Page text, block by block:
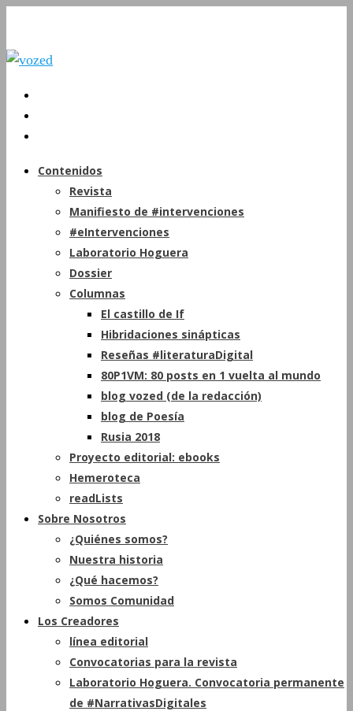
Contenidos
Revista
Manifiesto de #intervenciones
#eIntervenciones
Laboratorio Hoguera
Dossier
Columnas
El castillo de If
Hibridaciones sinápticas
Reseñas #literaturaDigital
80P1VM: 80 posts en 1 vuelta al mundo
blog vozed (de la redacción)
blog de Poesía
Rusia 2018
Proyecto editorial: ebooks
Hemeroteca
readLists
Sobre Nosotros
¿Quiénes somos?
Nuestra historia
¿Qué hacemos?
Somos Comunidad
Los Creadores
línea editorial
Convocatorias para la revista
Laboratorio Hoguera. Convocatoria permanente
de #NarrativasDigitales